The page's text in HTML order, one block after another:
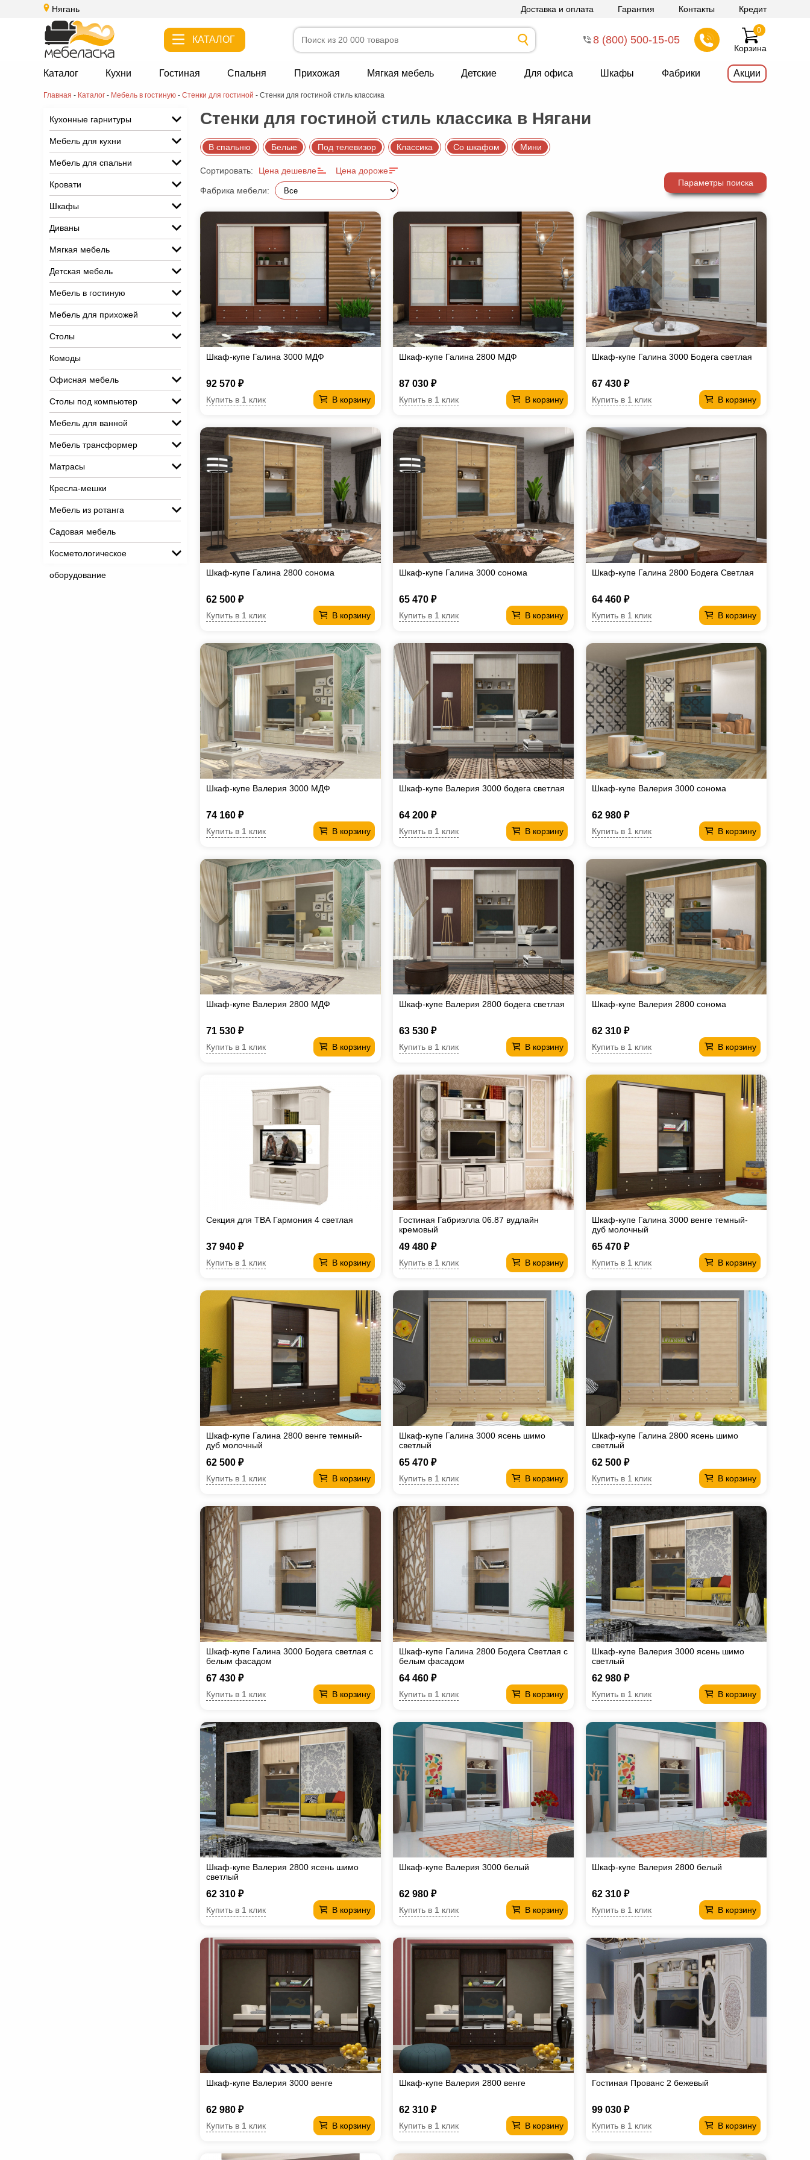
Нягань Доставка и оплата Гарантия Контакты Кредит
КАТАЛОГ 8 (800) 500-15-05
Корзина
0
Каталог Кухни Гостиная Спальня Прихожая Мягкая мебель Детские Для офиса Шкафы Фабрики Акции
Главная - Каталог - Мебель в гостиную - Стенки для гостиной - Стенки для гостиной стиль классика
Кухонные гарнитуры
Мебель для кухни
Мебель для спальни
Кровати
Шкафы
Диваны
Мягкая мебель
Детская мебель
Мебель в гостиную
Мебель для прихожей
Столы
Комоды
Офисная мебель
Столы под компьютер
Мебель для ванной
Мебель трансформер
Матрасы
Кресла-мешки
Мебель из ротанга
Садовая мебель
Косметологическое
оборудование
Стенки для гостиной стиль классика в Нягани
В спальню Белые Под телевизор Классика Со шкафом Мини
Сортировать: Цена дешевле Цена дороже
Фабрика мебели:
Параметры поиска
Шкаф-купе Галина 3000 МДФ
92 570 ₽
В корзину
Купить в 1 клик
Шкаф-купе Галина 2800 МДФ
87 030 ₽
В корзину
Купить в 1 клик
Шкаф-купе Галина 3000 Бодега светлая
67 430 ₽
В корзину
Купить в 1 клик
Шкаф-купе Галина 2800 сонома
62 500 ₽
В корзину
Купить в 1 клик
Шкаф-купе Галина 3000 сонома
65 470 ₽
В корзину
Купить в 1 клик
Шкаф-купе Галина 2800 Бодега Светлая
64 460 ₽
В корзину
Купить в 1 клик
Шкаф-купе Валерия 3000 МДФ
74 160 ₽
В корзину
Купить в 1 клик
Шкаф-купе Валерия 3000 бодега светлая
64 200 ₽
В корзину
Купить в 1 клик
Шкаф-купе Валерия 3000 сонома
62 980 ₽
В корзину
Купить в 1 клик
Шкаф-купе Валерия 2800 МДФ
71 530 ₽
В корзину
Купить в 1 клик
Шкаф-купе Валерия 2800 бодега светлая
63 530 ₽
В корзину
Купить в 1 клик
Шкаф-купе Валерия 2800 сонома
62 310 ₽
В корзину
Купить в 1 клик
Секция для ТВА Гармония 4 светлая
37 940 ₽
В корзину
Купить в 1 клик
Гостиная Габриэлла 06.87 вудлайн
кремовый
49 480 ₽
В корзину
Купить в 1 клик
Шкаф-купе Галина 3000 венге темный-
дуб молочный
65 470 ₽
В корзину
Купить в 1 клик
Шкаф-купе Галина 2800 венге темный-
дуб молочный
62 500 ₽
В корзину
Купить в 1 клик
Шкаф-купе Галина 3000 ясень шимо
светлый
65 470 ₽
В корзину
Купить в 1 клик
Шкаф-купе Галина 2800 ясень шимо
светлый
62 500 ₽
В корзину
Купить в 1 клик
Шкаф-купе Галина 3000 Бодега светлая с
белым фасадом
67 430 ₽
В корзину
Купить в 1 клик
Шкаф-купе Галина 2800 Бодега Светлая с
белым фасадом
64 460 ₽
В корзину
Купить в 1 клик
Шкаф-купе Валерия 3000 ясень шимо
светлый
62 980 ₽
В корзину
Купить в 1 клик
Шкаф-купе Валерия 2800 ясень шимо
светлый
62 310 ₽
В корзину
Купить в 1 клик
Шкаф-купе Валерия 3000 белый
62 980 ₽
В корзину
Купить в 1 клик
Шкаф-купе Валерия 2800 белый
62 310 ₽
В корзину
Купить в 1 клик
Шкаф-купе Валерия 3000 венге
62 980 ₽
В корзину
Купить в 1 клик
Шкаф-купе Валерия 2800 венге
62 310 ₽
В корзину
Купить в 1 клик
Гостиная Прованс 2 бежевый
99 030 ₽
В корзину
Купить в 1 клик